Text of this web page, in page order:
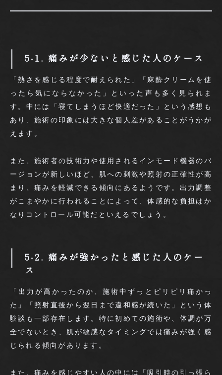
5-1. 痛みが少ないと感じた人のケース
「熱さを感じる程度で耐えられた」「麻酔クリームを使
ったら気にならなかった」といった声も多く見られま
す。中には「寝てしまうほど快適だった」という感想も
あり、施術の印象には大きな個人差があることがうかが
えます。
また、施術者の技術力や使用されるインモード機器のバ
ージョンが新しいほど、肌への刺激や照射の正確性が高
まり、痛みを軽減できる傾向にあるようです。出力調整
がこまやかに行われることによって、体感的な負担はか
なりコントロール可能だといえるでしょう。
5-2. 痛みが強かったと感じた人のケー
ス
「出力が高かったのか、施術中ずっとピリピリ痛かっ
た」「照射直後から翌日まで違和感が続いた」という体
験談も一部存在します。特に初めての施術や、体調が万
全でないとき、肌が敏感なタイミングでは痛みが強く感
じられる傾向があります。
また、痛みを感じやすい人の中には「吸引時の引っ張ら